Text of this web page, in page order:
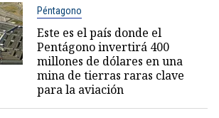
Péntagono
Este es el país donde el
Pentágono invertirá 400
millones de dólares en una
mina de tierras raras clave
para la aviación